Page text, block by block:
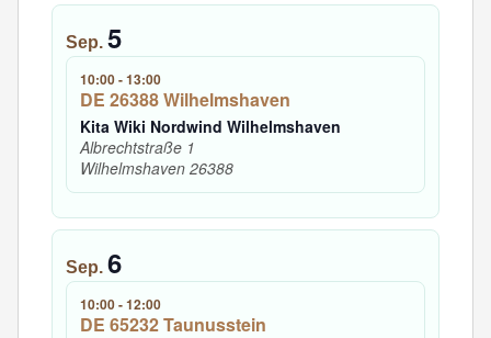
Sep. 5
10:00-13:00
DE 26388 Wilhelmshaven
Kita Wiki Nordwind Wilhelmshaven
Albrechtstraße 1
Wilhelmshaven 26388
Sep. 6
10:00-12:00
DE 65232 Taunusstein